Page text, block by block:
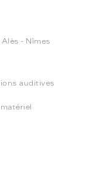
- Nîmes
auditives